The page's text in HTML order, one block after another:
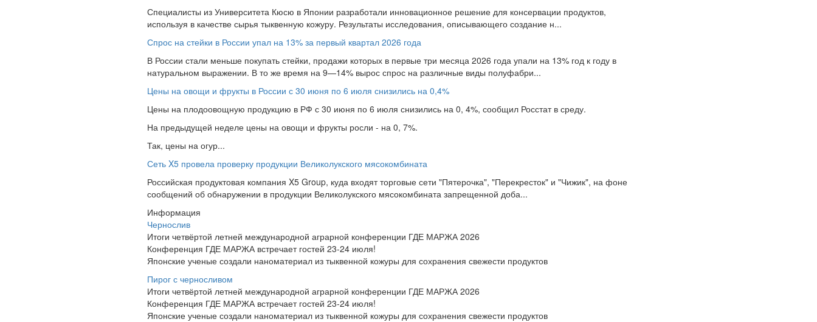
Специалисты из Университета Кюсю в Японии разработали инновационное решение для консервации продуктов,
используя в качестве сырья тыквенную кожуру. Результаты исследования, описывающего создание н...
Спрос на стейки в России упал на 13% за первый квартал 2026 года
В России стали меньше покупать стейки, продажи которых в первые три месяца 2026 года упали на 13% год к году в
натуральном выражении. В то же время на 9—14% вырос спрос на различные виды полуфабри...
Цены на овощи и фрукты в России с 30 июня по 6 июля снизились на 0,4%
Цены на плодоовощную продукцию в РФ с 30 июня по 6 июля снизились на 0, 4%, сообщил Росстат в среду.
На предыдущей неделе цены на овощи и фрукты росли - на 0, 7%.
Так, цены на огур...
Сеть X5 провела проверку продукции Великолукского мясокомбината
Российская продуктовая компания X5 Group, куда входят торговые сети "Пятерочка", "Перекресток" и "Чижик", на фоне
сообщений об обнаружении в продукции Великолукского мясокомбината запрещенной доба...
Информация
Чернослив
Итоги четвёртой летней международной аграрной конференции ГДЕ МАРЖА 2026
Конференция ГДЕ МАРЖА встречает гостей 23-24 июля!
Японские ученые создали наноматериал из тыквенной кожуры для сохранения свежести продуктов
Пирог с черносливом
Итоги четвёртой летней международной аграрной конференции ГДЕ МАРЖА 2026
Конференция ГДЕ МАРЖА встречает гостей 23-24 июля!
Японские ученые создали наноматериал из тыквенной кожуры для сохранения свежести продуктов